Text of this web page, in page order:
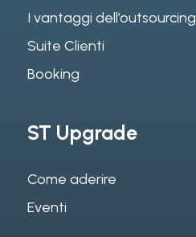
I vantaggi dell’outsourcing
Suite Clienti
Booking
ST Upgrade
Come aderire
Eventi